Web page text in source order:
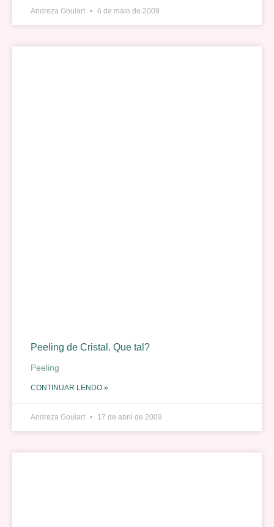
Andreza Goulart 6 de maio de 2009
Peeling de Cristal. Que tal?
Peeling
CONTINUAR LENDO »
Andreza Goulart 17 de abril de 2009